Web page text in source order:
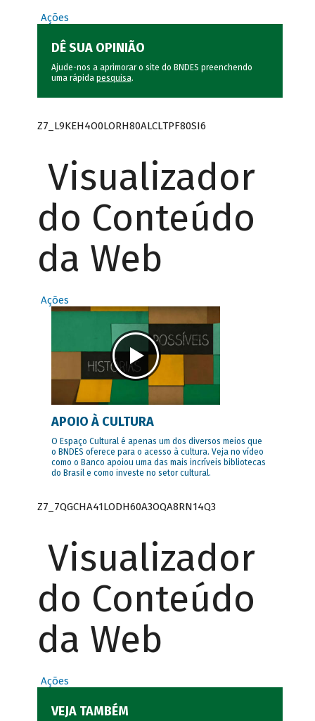
Ações
DÊ SUA OPINIÃO
Ajude-nos a aprimorar o site do BNDES preenchendo
uma rápida pesquisa.
Z7_L9KEH4O0LORH80ALCLTPF80SI6
Visualizador
do Conteúdo
da Web
Ações
APOIO À CULTURA
O Espaço Cultural é apenas um dos diversos meios que
o BNDES oferece para o acesso à cultura. Veja no vídeo
como o Banco apoiou uma das mais incríveis bibliotecas
do Brasil e como investe no setor cultural.
Z7_7QGCHA41LODH60A3OQA8RN14Q3
Visualizador
do Conteúdo
da Web
Ações
VEJA TAMBÉM